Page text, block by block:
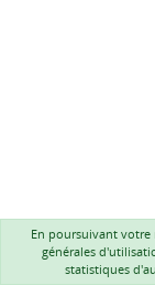
En poursuivant votre
générales
statistiques